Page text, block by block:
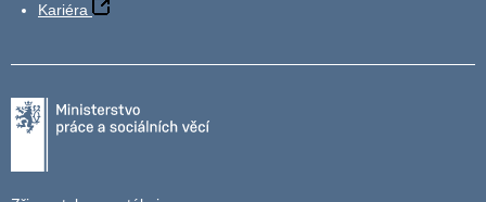
Kariéra